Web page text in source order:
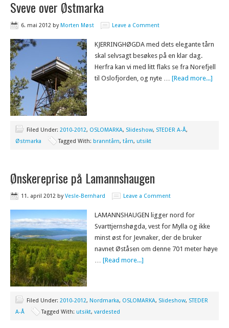
Sveve over Østmarka
6. mai 2012 byMorten Møst Leave a Comment
KJERRINGHØGDA med dets elegante tårn
skal selvsagt besøkes på en klar dag.
Herfra kan vi med litt flaks se fra Norefjell
til Oslofjorden, og nyte … [Read more...]
Filed Under: 2010-2012, OSLOMARKA, Slideshow, STEDER A-Å,
Østmarka
Tagged With: branntårn, tårn, utsikt
Ønskereprise på Lamannshaugen
11. april 2012 byVesle-Bernhard Leave a Comment
LAMANNSHAUGEN ligger nord for
Svarttjernshøgda, vest for Mylla og ikke
minst øst for Jevnaker, der de bruker
navnet Øståsen om denne 701 meter høye
… [Read more...]
Filed Under: 2010-2012, Nordmarka, OSLOMARKA, Slideshow, STEDER
A-Å
Tagged With: utsikt, vardested